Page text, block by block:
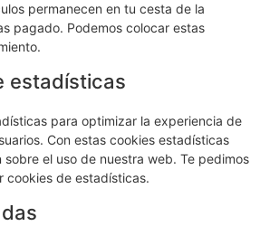
permanecen en tu cesta de la
pagado. Podemos colocar estas
estadísticas
para optimizar la experiencia de
Con estas cookies estadísticas
el uso de nuestra web. Te pedimos
cookies de estadísticas.